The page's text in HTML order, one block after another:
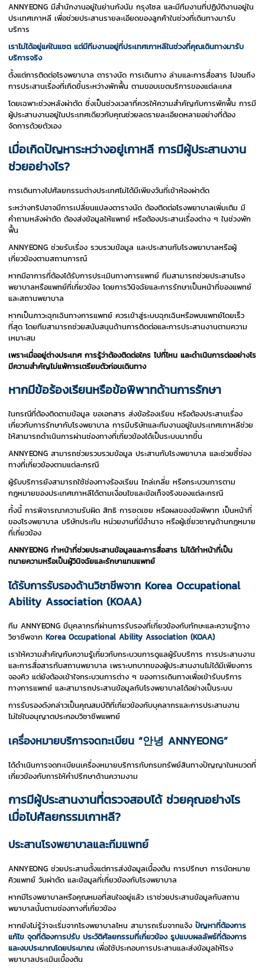
ANNYEONG มีสำนักงานอยู่ในย่านกังนัม กรุงโซล และมีทีมงานที่ปฏิบัติงานอยู่ใน
ประเทศเกาหลี เพื่อช่วยประสานรายละเอียดของลูกค้าในช่วงที่เดินทางมารับ
บริการ
เราไม่ได้อยู่แค่ในแชต แต่มีทีมงานอยู่ที่ประเทศเกาหลีในช่วงที่คุณเดินทางมารับ
บริการจริง
ตั้งแต่การติดต่อโรงพยาบาล ตารางนัด การเดินทาง ล่ามและการสื่อสาร ไปจนถึง
การประสานเรื่องที่เกิดขึ้นระหว่างพักฟื้น ตามขอบเขตบริการของแต่ละเคส
โดยเฉพาะช่วงหลังผ่าตัด ซึ่งเป็นช่วงเวลาที่ควรให้ความสำคัญกับการพักฟื้น การมี
ผู้ประสานงานอยู่ในประเทศเดียวกับคุณช่วยลดรายละเอียดหลายอย่างที่ต้อง
จัดการด้วยตัวเอง
เมื่อเกิดปัญหาระหว่างอยู่เกาหลี การมีผู้ประสานงาน
ช่วยอย่างไร?
การเดินทางไปศัลยกรรมต่างประเทศไม่ได้มีเพียงวันที่เข้าห้องผ่าตัด
ระหว่างทริปอาจมีการเปลี่ยนแปลงตารางนัด ต้องติดต่อโรงพยาบาลเพิ่มเติม มี
คำถามหลังผ่าตัด ต้องส่งข้อมูลให้แพทย์ หรือต้องประสานเรื่องต่าง ๆ ในช่วงพัก
ฟื้น
ANNYEONG ช่วยรับเรื่อง รวบรวมข้อมูล และประสานกับโรงพยาบาลหรือผู้
เกี่ยวข้องตามสถานการณ์
หากมีอาการที่ต้องได้รับการประเมินทางการแพทย์ ทีมสามารถช่วยประสานโรง
พยาบาลหรือแพทย์ที่เกี่ยวข้อง โดยการวินิจฉัยและการรักษาเป็นหน้าที่ของแพทย์
และสถานพยาบาล
หากเป็นภาวะฉุกเฉินทางการแพทย์ ควรเข้าสู่ระบบฉุกเฉินหรือพบแพทย์โดยเร็ว
ที่สุด โดยทีมสามารถช่วยสนับสนุนด้านการติดต่อและการประสานงานตามความ
เหมาะสม
เพราะเมื่ออยู่ต่างประเทศ การรู้ว่าต้องติดต่อใคร ไปที่ไหน และดำเนินการต่ออย่างไร
มีความสำคัญไม่แพ้การเตรียมตัวก่อนเดินทาง
หากมีข้อร้องเรียนหรือข้อพิพาทด้านการรักษา
ในกรณีที่ต้องติดตามข้อมูล ขอเอกสาร ส่งข้อร้องเรียน หรือต้องประสานเรื่อง
เกี่ยวกับการรักษากับโรงพยาบาล การมีบริษัทและทีมงานอยู่ในประเทศเกาหลีช่วย
ให้สามารถดำเนินการผ่านช่องทางที่เกี่ยวข้องได้เป็นระบบมากขึ้น
ANNYEONG สามารถช่วยรวบรวมข้อมูล ประสานกับโรงพยาบาล และช่วยชี้ช่อง
ทางที่เกี่ยวข้องตามแต่ละกรณี
ผู้รับบริการยังสามารถใช้ช่องทางร้องเรียน ไกล่เกลี่ย หรือกระบวนการตาม
กฎหมายของประเทศเกาหลีได้ตามเงื่อนไขและข้อเท็จจริงของแต่ละกรณี
ทั้งนี้ การพิจารณาความรับผิด สิทธิ การชดเชย หรือผลของข้อพิพาท เป็นหน้าที่
ของโรงพยาบาล บริษัทประกัน หน่วยงานที่มีอำนาจ หรือผู้เชี่ยวชาญด้านกฎหมาย
ที่เกี่ยวข้อง
ANNYEONG ทำหน้าที่ช่วยประสานข้อมูลและการสื่อสาร ไม่ได้ทำหน้าที่เป็น
ทนายความหรือเป็นผู้วินิจฉัยและรักษาแทนแพทย์
ได้รับการรับรองด้านวิชาชีพจาก Korea Occupational
Ability Association (KOAA)
ทีม ANNYEONG มีบุคลากรที่ผ่านการรับรองที่เกี่ยวข้องกับทักษะและความรู้ทาง
วิชาชีพจาก Korea Occupational Ability Association (KOAA)
เราให้ความสำคัญกับความรู้เกี่ยวกับกระบวนการดูแลผู้รับบริการ การประสานงาน
และการสื่อสารกับสถานพยาบาล เพราะบทบาทของผู้ประสานงานไม่ได้มีเพียงการ
จองคิว แต่ยังต้องเข้าใจกระบวนการต่าง ๆ ของการเดินทางเพื่อเข้ารับบริการ
ทางการแพทย์ และสามารถประสานข้อมูลกับโรงพยาบาลได้อย่างเป็นระบบ
การรับรองดังกล่าวเป็นคุณสมบัติที่เกี่ยวข้องกับบุคลากรและการประสานงาน
ไม่ใช่ใบอนุญาตประกอบวิชาชีพแพทย์
เครื่องหมายบริการจดทะเบียน “안녕 ANNYEONG”
ได้ดำเนินการจดทะเบียนเครื่องหมายบริการกับกรมทรัพย์สินทางปัญญาในหมวดที่
เกี่ยวข้องกับการให้คำปรึกษาด้านความงาม
การมีผู้ประสานงานที่ตรวจสอบได้ ช่วยคุณอย่างไร
เมื่อไปศัลยกรรมเกาหลี?
ประสานโรงพยาบาลและทีมแพทย์
ANNYEONG ช่วยประสานตั้งแต่การส่งข้อมูลเบื้องต้น การปรึกษา การนัดหมาย
คิวแพทย์ วันผ่าตัด และข้อมูลที่เกี่ยวข้องกับโรงพยาบาล
หากมีโรงพยาบาลหรือคุณหมอที่สนใจอยู่แล้ว เราช่วยประสานข้อมูลกับสถาน
พยาบาลนั้นตามช่องทางที่เกี่ยวข้อง
หากยังไม่รู้ว่าจะเริ่มจากโรงพยาบาลไหน สามารถเริ่มจากแจ้งปัญหาที่ต้องการ
แก้ไข จุดที่ต้องการปรับ ประวัติศัลยกรรมที่เกี่ยวข้อง รูปแบบผลลัพธ์ที่ต้องการ
และงบประมาณโดยประมาณเพื่อใช้ประกอบการประสานและส่งข้อมูลให้โรง
พยาบาลประเมินเบื้องต้น